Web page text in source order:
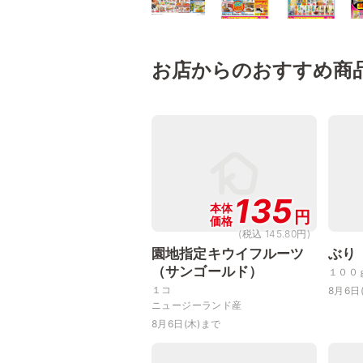
お店からのおすすめ商
本体
価格 135 円
(税込 145.80円)
園地指定キウイフルーツ
（サンゴールド）
１コ
ニュージーランド産
8月6日(木)まで
ぶり
１００
8月6日